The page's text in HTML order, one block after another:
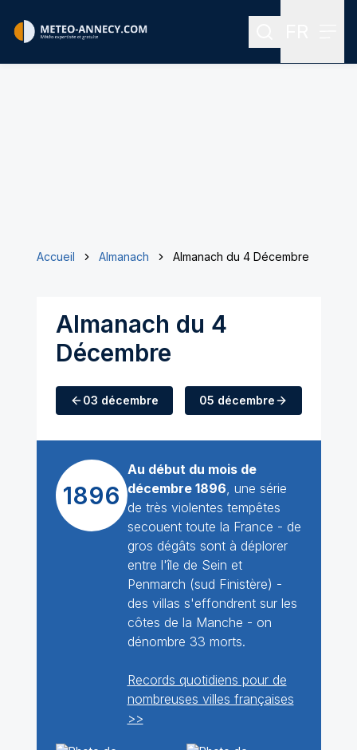
Rechercher
Accueil Almanach Almanach du 4 Décembre
Almanach du 4
Décembre
03 décembre 05 décembre
1896
Au début du mois de
décembre 1896, une série
de très violentes tempêtes
secouent toute la France - de
gros dégâts sont à déplorer
entre l'île de Sein et
Penmarch (sud Finistère) -
des villas s'effondrent sur les
côtes de la Manche - on
dénombre 33 morts.
Records quotidiens pour de
nombreuses villes françaises
>>